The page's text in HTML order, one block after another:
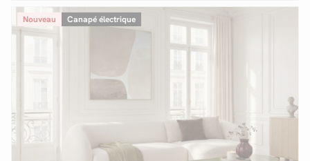
Nouveau Canapé électrique